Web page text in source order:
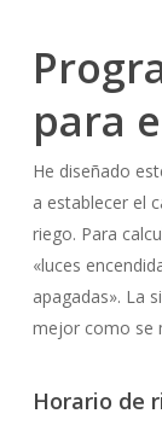
para
He diseñado
a establecer el
riego. Para
«luces
apagadas». La
mejor como se
Horario de